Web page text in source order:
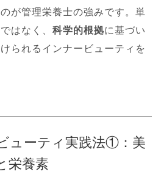
が管理栄養士の強みです。単
はなく、 科学的根拠に基づい
られるインナービューティを
ューティ実践法①：美
栄養素